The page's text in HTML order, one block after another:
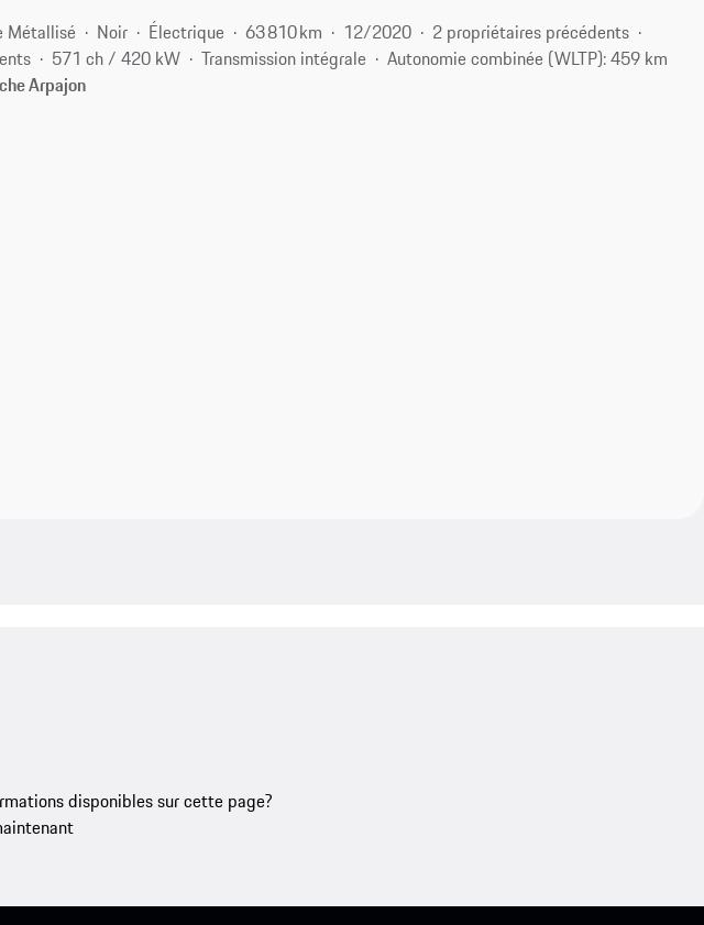
Métallisé Noir Électrique 63 810 km 12/2020
2 propriétaires précédents
571 ch / 420 kW Transmission intégrale
Autonomie combinée (WLTP): 459 km
Arpajon
disponibles sur cette page?